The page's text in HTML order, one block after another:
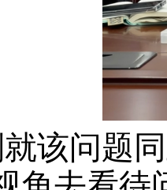
该问题